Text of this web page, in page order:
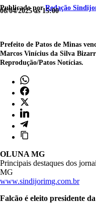
Publicado porRedação
06/04/2025 às 15:00
Prefeito de Patos de Minas
Marcos Vinícius da Silva
Reprodução/Patos Notícias.
OLUNA MG
Principais destaques dos
MG
www.sindijorimg.com.br
Falcão é eleito presidente